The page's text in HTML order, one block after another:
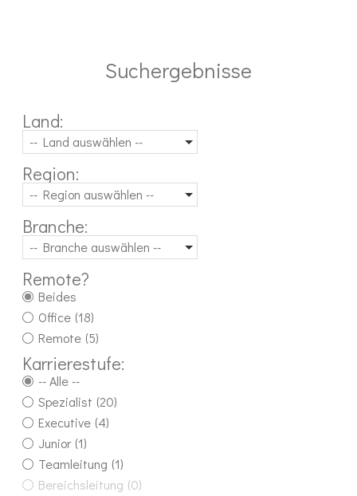
Suchergebnisse
Land:
-- Land auswählen --
Region:
-- Region auswählen --
Branche:
-- Branche auswählen --
Remote?
Beides
Office (18)
Remote (5)
Karrierestufe:
-- Alle --
Spezialist (20)
Executive (4)
Junior (1)
Teamleitung (1)
Bereichsleitung (0)